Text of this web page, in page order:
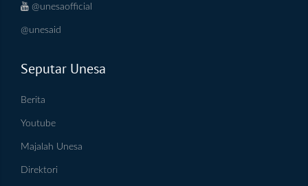
@unesaofficial
@unesaid
Seputar Unesa
Berita
Youtube
Majalah Unesa
Direktori